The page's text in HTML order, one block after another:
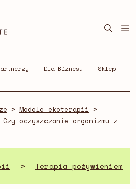
Dla Biznesu
Sklep
> Modele ekoterapii >
Czy oczyszczanie organizmu z
> Terapia pożywieniem